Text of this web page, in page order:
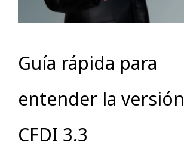
Guía rápida para
entender la versión
CFDI 3.3